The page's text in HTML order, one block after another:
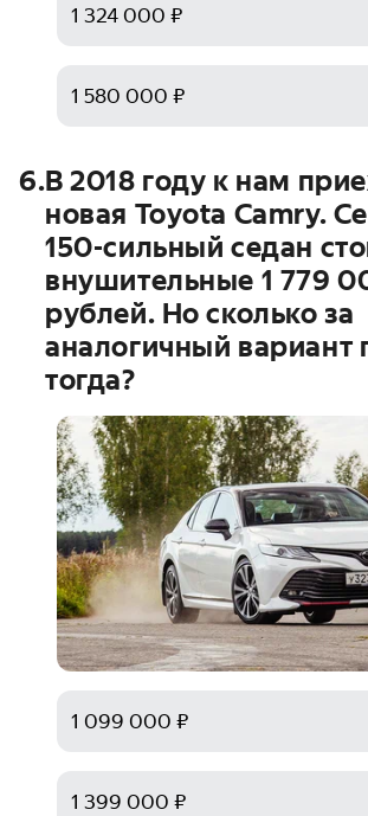
1 324 000 ₽
1 580 000 ₽
6.В 2018 году к нам
новая Toyota Camry.
150-сильный седан
внушительные 1 779
рублей. Но сколько за
аналогичный вариант
тогда?
1 099 000 ₽
1 399 000 ₽